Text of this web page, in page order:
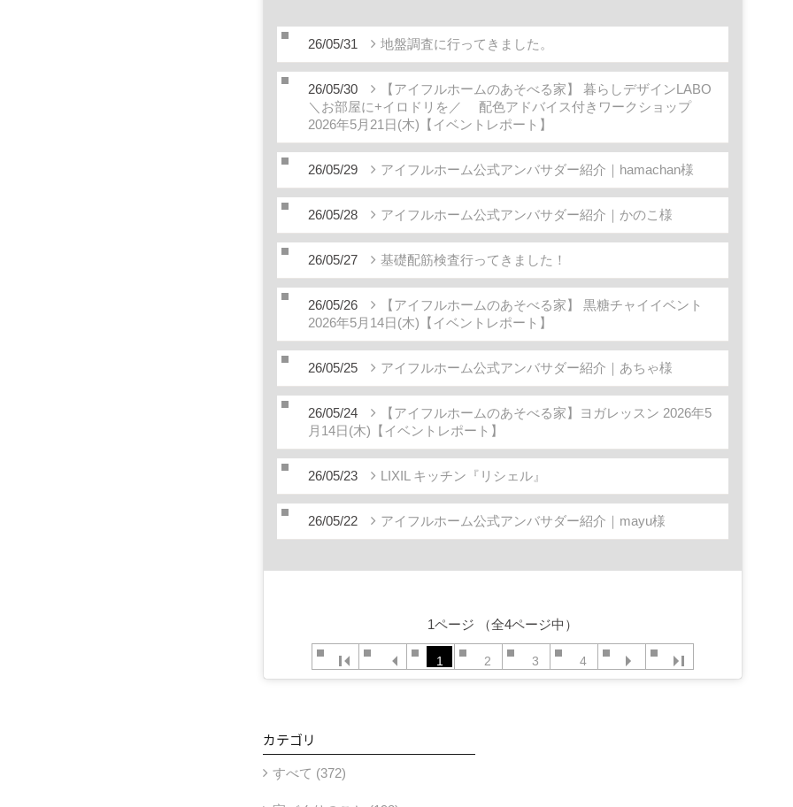
26/05/31 地盤調査に行ってきました。
26/05/30
【アイフルホームのあそべる家】 暮らしデザインLABO
＼お部屋に+イロドリを／ 配色アドバイス付きワークショップ
2026年5月21日(木)【イベントレポート】
26/05/29 アイフルホーム公式アンバサダー紹介｜hamachan様
26/05/28 アイフルホーム公式アンバサダー紹介｜かのこ様
26/05/27 基礎配筋検査行ってきました！
26/05/26
【アイフルホームのあそべる家】 黒糖チャイイベント
2026年5月14日(木)【イベントレポート】
26/05/25 アイフルホーム公式アンバサダー紹介｜あちゃ様
26/05/24
【アイフルホームのあそべる家】ヨガレッスン 2026年5
月14日(木)【イベントレポート】
26/05/23 LIXIL キッチン『リシェル』
26/05/22 アイフルホーム公式アンバサダー紹介｜mayu様
1ページ （全4ページ中）
1 2 3 4
カテゴリ
すべて (372)